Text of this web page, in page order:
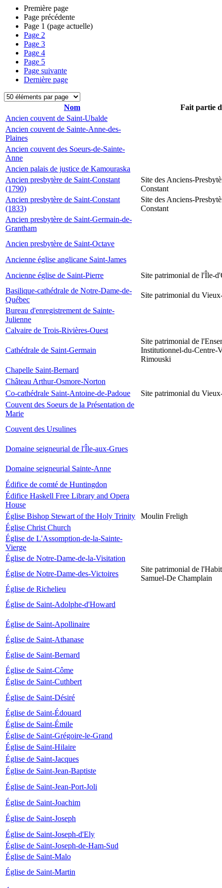
Première page
Page précédente
Page 1 (page actuelle)
Page 2
Page 3
Page 4
Page 5
Page suivante
Dernière page
Nom
Fait partie
Ancien couvent de Saint-Ubalde
Ancien couvent de Sainte-Anne-des-
Plaines
Ancien couvent des Soeurs-de-Sainte-
Anne
Ancien palais de justice de Kamouraska
Ancien presbytère de Saint-Constant
(1790)
Site des Anciens-
Constant
Ancien presbytère de Saint-Constant
(1833)
Site des Anciens-
Constant
Ancien presbytère de Saint-Germain-de-
Grantham
Ancien presbytère de Saint-Octave
Ancienne église anglicane Saint-James
Ancienne église de Saint-Pierre
Site patrimonial de l'Île-
Basilique-cathédrale de Notre-Dame-de-
Québec
Site patrimonial du
Bureau d'enregistrement de Sainte-
Julienne
Calvaire de Trois-Rivières-Ouest
Cathédrale de Saint-Germain
Site patrimonial de
Institutionnel-du-Centre-
Rimouski
Chapelle Saint-Bernard
Château Arthur-Osmore-Norton
Co-cathédrale Saint-Antoine-de-Padoue
Site patrimonial du
Couvent des Soeurs de la Présentation de
Marie
Couvent des Ursulines
Domaine seigneurial de l'Île-aux-Grues
Domaine seigneurial Sainte-Anne
Édifice de comté de Huntingdon
Édifice Haskell Free Library and Opera
House
Église Bishop Stewart of the Holy Trinity
Moulin Freligh
Église Christ Church
Église de L'Assomption-de-la-Sainte-
Vierge
Église de Notre-Dame-de-la-Visitation
Église de Notre-Dame-des-Victoires
Site patrimonial de
Samuel-De Champlain
Église de Richelieu
Église de Saint-Adolphe-d'Howard
Église de Saint-Apollinaire
Église de Saint-Athanase
Église de Saint-Bernard
Église de Saint-Côme
Église de Saint-Cuthbert
Église de Saint-Désiré
Église de Saint-Édouard
Église de Saint-Émile
Église de Saint-Grégoire-le-Grand
Église de Saint-Hilaire
Église de Saint-Jacques
Église de Saint-Jean-Baptiste
Église de Saint-Jean-Port-Joli
Église de Saint-Joachim
Église de Saint-Joseph
Église de Saint-Joseph-d'Ely
Église de Saint-Joseph-de-Ham-Sud
Église de Saint-Malo
Église de Saint-Martin